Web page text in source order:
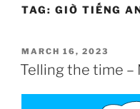
TAG: GIỜ TIẾNG
POSTED
ON
MARCH 16, 2023
Telling the time –